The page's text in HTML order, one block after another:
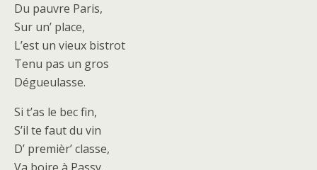
Du pauvre Paris,
Sur un’ place,
L’est un vieux bistrot
Tenu pas un gros
Dégueulasse.
Si t’as le bec fin,
S’il te faut du vin
D’ premièr’ classe,